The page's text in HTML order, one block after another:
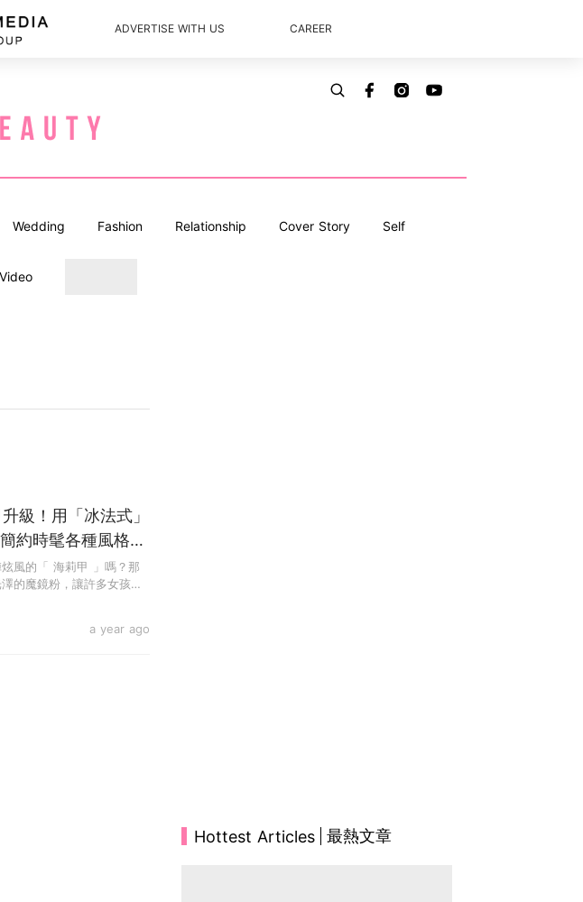
ADVERTISE WITH US CAREER
Wedding Fashion Relationship Cover Story Self
a year ago
級！用「冰法式」
約時髦各種風格都
風的「 海莉甲 」嗎？那
的魔鏡粉，讓許多女孩們
Hottest Articles 最熱文章